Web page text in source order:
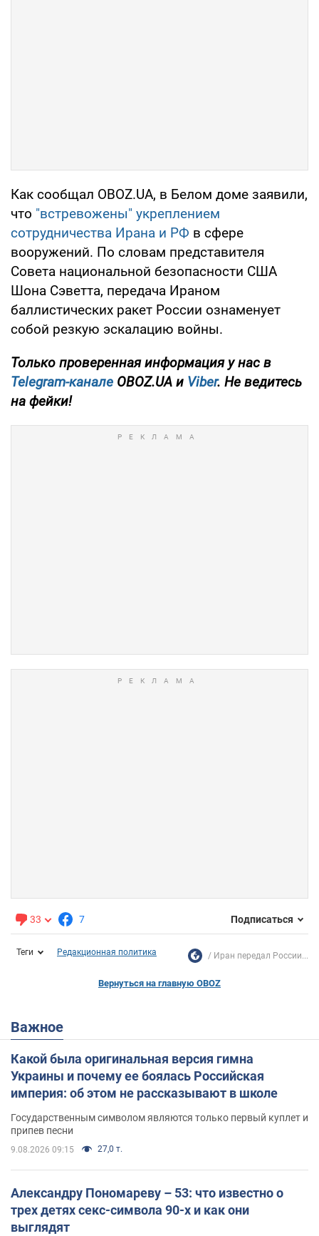
Как сообщал OBOZ.UA, в Белом доме заявили,
что "встревожены" укреплением
сотрудничества Ирана и РФ в сфере
вооружений. По словам представителя
Совета национальной безопасности США
Шона Сэветта, передача Ираном
баллистических ракет России ознаменует
собой резкую эскалацию войны.
Только проверенная информация у нас в
Telegram-канале OBOZ.UA и Viber. Не ведитесь
на фейки!
33 7 Подписаться
Теги Редакционная политика Иран передал России...
Вернуться на главную OBOZ
Важное
Какой была оригинальная версия гимна
Украины и почему ее боялась Российская
империя: об этом не рассказывают в школе
Государственным символом являются только первый куплет и
припев песни
9.08.2026 09:15 27,0 т.
Александру Пономареву – 53: что известно о
трех детях секс-символа 90-х и как они
выглядят